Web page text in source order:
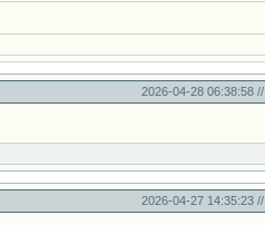
2026-04-28 06:38:58 //
2026-04-27 14:35:23 //